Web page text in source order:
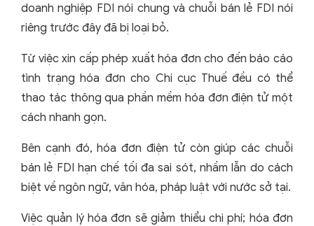
doanh nghiệp FDI nói chung và chuỗi bán lẻ FDI nói
riêng trước đây đã bị loại bỏ.
Từ việc xin cấp phép xuất hóa đơn cho đến báo cáo
tình trạng hóa đơn cho Chi cục Thuế đều có thể
thao tác thông qua phần mềm hóa đơn điện tử một
cách nhanh gọn.
Bên cạnh đó, hóa đơn điện tử còn giúp các chuỗi
bán lẻ FDI hạn chế tối đa sai sót, nhầm lẫn do cách
biệt về ngôn ngữ, văn hóa, pháp luật với nước sở tại.
Việc quản lý hóa đơn sẽ giảm thiểu chi phí; hóa đơn